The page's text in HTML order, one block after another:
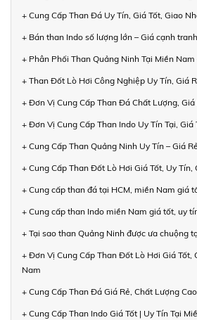
+ Cung Cấp Than Đá Uy Tín, Giá Tốt, Giao
+ Bán than Indo số lượng lớn – Giá cạnh
+ Phân Phối Than Quảng Ninh Tại Miền
+ Than Đốt Lò Hơi Công Nghiệp Uy Tín, Giá
+ Đơn Vị Cung Cấp Than Đá Chất Lượng, Giá
+ Đơn Vị Cung Cấp Than Indo Uy Tín Tại, Giá
+ Cung Cấp Than Quảng Ninh Uy Tín – Giá
+ Cung Cấp Than Đốt Lò Hơi Giá Tốt, Uy Tín,
+ Cung cấp than đá tại HCM, miền Nam giá
+ Cung cấp than Indo miền Nam giá tốt, uy
+ Tại sao than Quảng Ninh được ưa chuộng
+ Đơn Vị Cung Cấp Than Đốt Lò Hơi Giá Tốt,
Nam
+ Cung Cấp Than Đá Giá Rẻ, Chất Lượng
+ Cung Cấp Than Indo Giá Tốt | Uy Tín Tại